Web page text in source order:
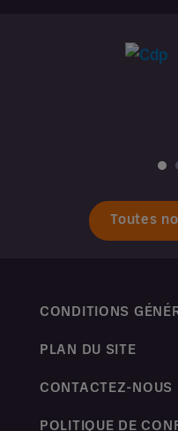
Toutes
CONDITIONS
PLAN DU SITE
CONTACTEZ-NOUS
POLITIQUE DE